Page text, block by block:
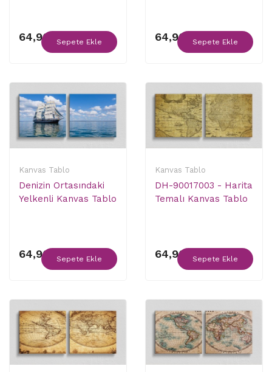
64,90 ₺Sepete Ekle 64,90 ₺Sepete Ekle
Kanvas Tablo
Denizin Ortasındaki
Yelkenli Kanvas Tablo
64,90 ₺Sepete Ekle
Kanvas Tablo
DH-90017003 - Harita
Temalı Kanvas Tablo
64,90 ₺Sepete Ekle